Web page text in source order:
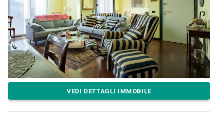
VEDI DETTAGLI IMMOBILE